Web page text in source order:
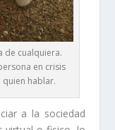
de cualquiera.
en crisis
quien hablar.
a la sociedad